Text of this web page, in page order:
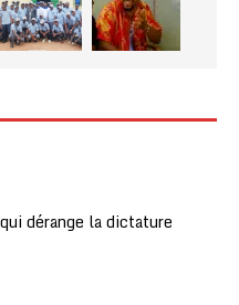
dérange la dictature